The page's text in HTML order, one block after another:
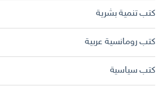
كتب تنمية بشرية
كتب رومانسية عربية
كتب سياسية